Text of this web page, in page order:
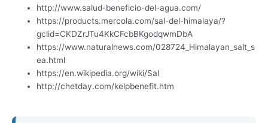
http://www.salud-beneficio-del-agua.com/
https://products.mercola.com/sal-del-himalaya/?
gclid=CKDZrJTu4KkCFcbBKgodqwmDbA
https://www.naturalnews.com/028724_Himalayan_salt_s
ea.html
https://en.wikipedia.org/wiki/Sal
http://chetday.com/kelpbenefit.htm